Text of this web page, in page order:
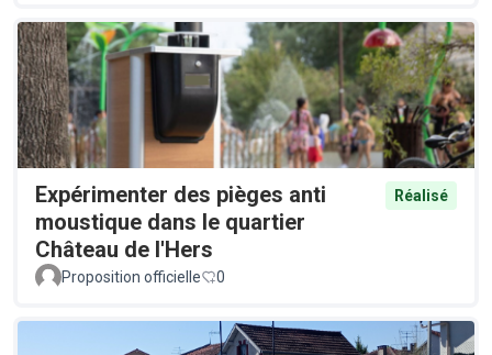
Expérimenter des pièges anti
moustique dans le quartier
Château de l'Hers
Réalisé
Proposition officielle 0